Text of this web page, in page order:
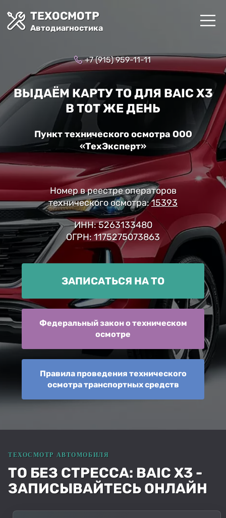
ТЕХОСМОТР
Автодиагностика
+7 (915) 959-11-11
ВЫДАЁМ КАРТУ ТО ДЛЯ BAIC X3
В ТОТ ЖЕ ДЕНЬ
Пункт технического осмотра ООО
«ТехЭксперт»
Номер в реестре операторов
технического осмотра:15393
ИНН: 5263133480
ОГРН: 1175275073863
ЗАПИСАТЬСЯ НА ТО
Федеральный закон о техническом
осмотре
Правила проведения технического
осмотра транспортных средств
ТО БЕЗ СТРЕССА: BAIC X3 -
ЗАПИСЫВАЙТЕСЬ ОНЛАЙН